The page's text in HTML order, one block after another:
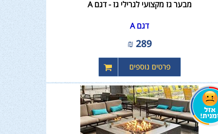
מבער גז מקצועי לגרילי גז - דגם A
דגם A
289
₪